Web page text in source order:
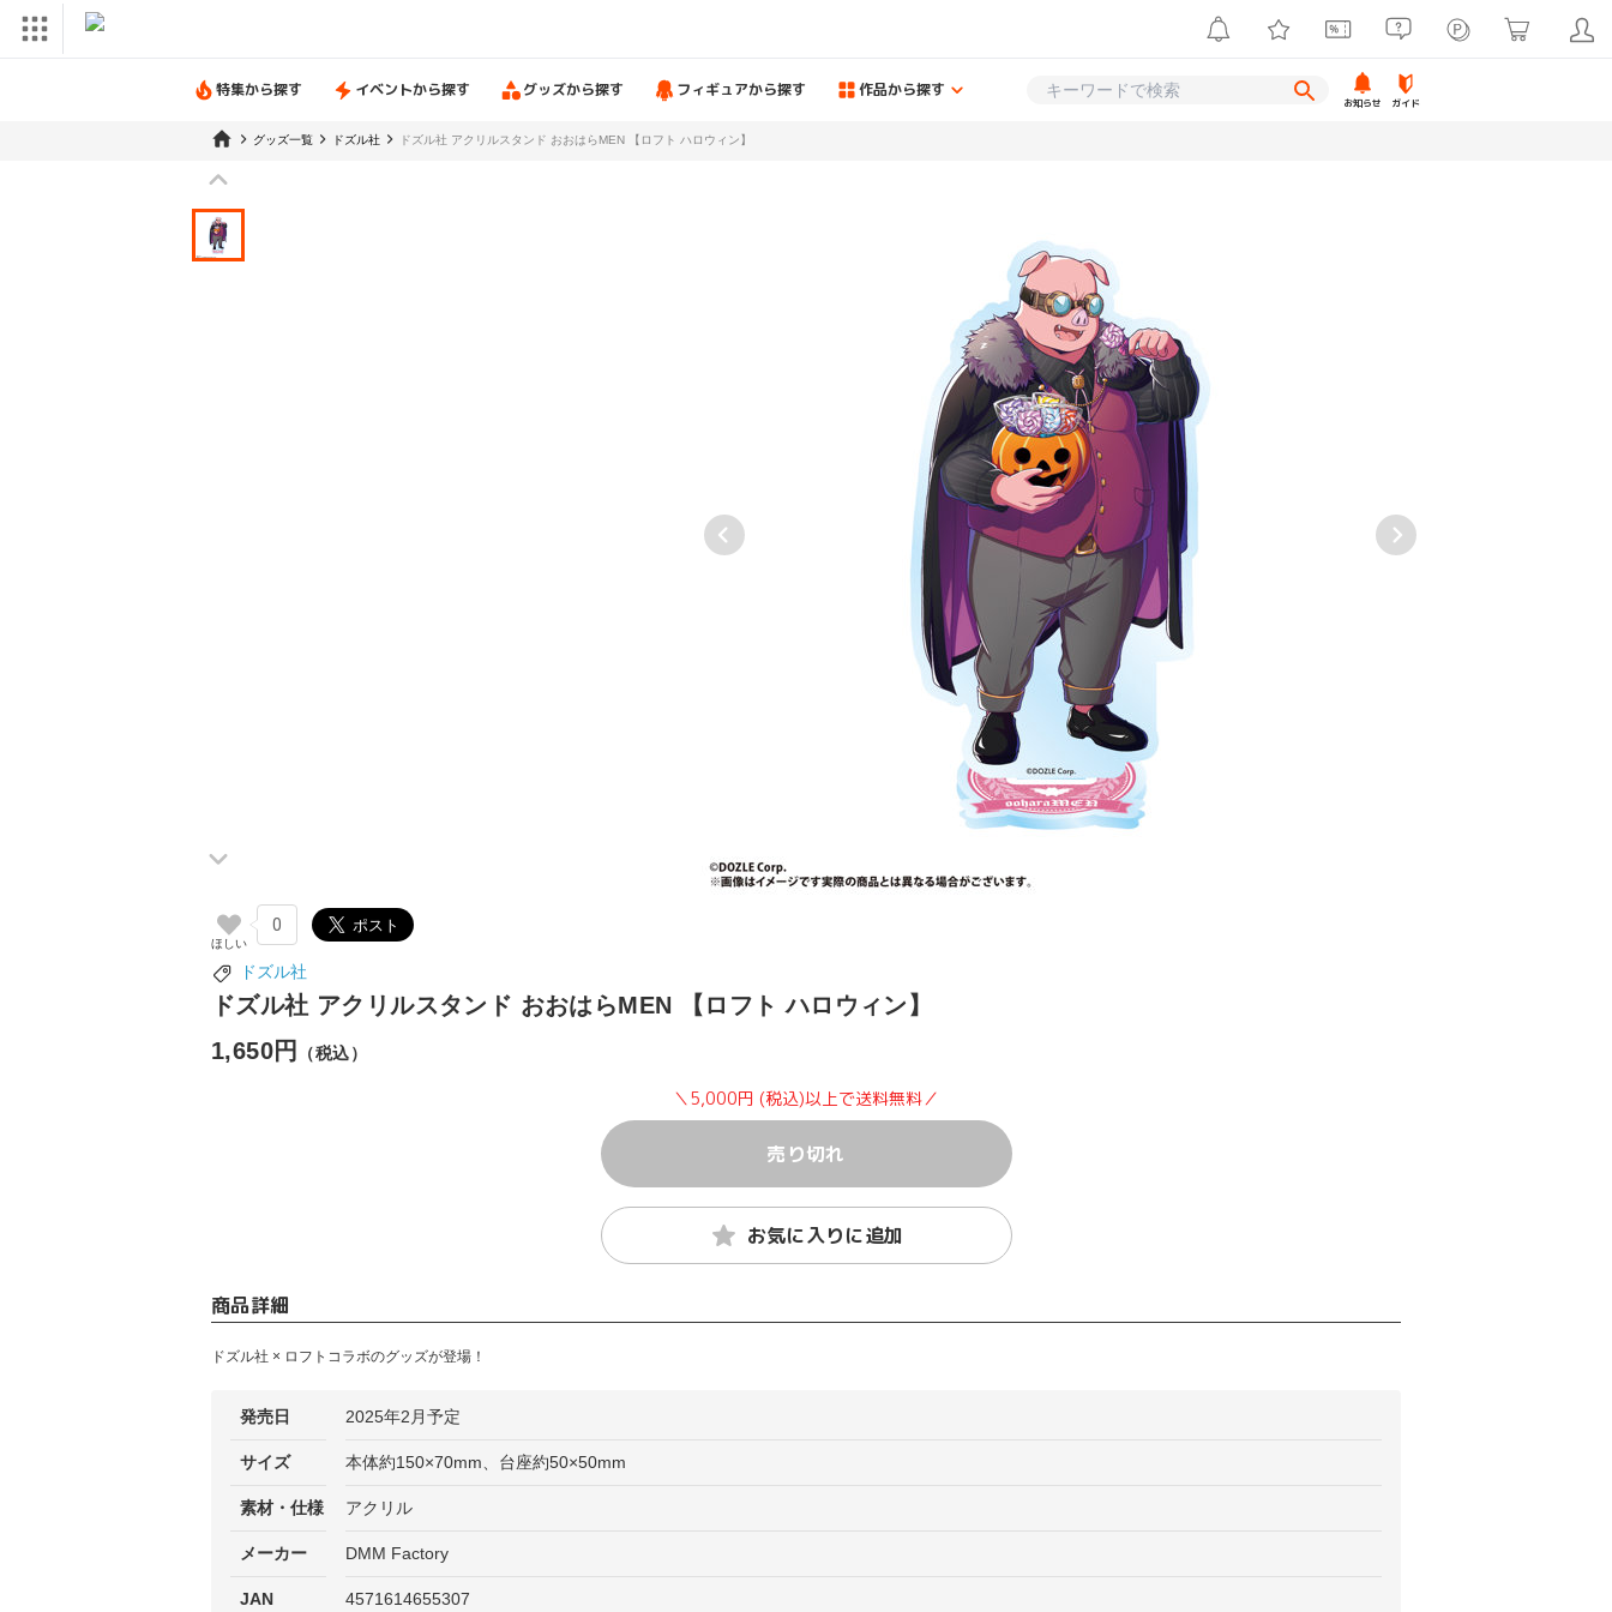
特集から探す イベントから探す グッズから探す フィギュアから探す 作品から探す
お知らせ ガイド
グッズ一覧 ドズル社 ドズル社 アクリルスタンド おおはらMEN 【ロフト ハロウィン】
0
ドズル社
ドズル社 アクリルスタンド おおはらMEN 【ロフト ハロウィン】
1,650円
（税込）
＼5,000円 (税込)以上で送料無料／
売り切れ
お気に入りに追加
商品詳細
ドズル社 × ロフトコラボのグッズが登場！
発売日 2025年2月予定
サイズ 本体約150×70mm、台座約50×50mm
素材・仕様 アクリル
メーカー DMM Factory
JAN 4571614655307